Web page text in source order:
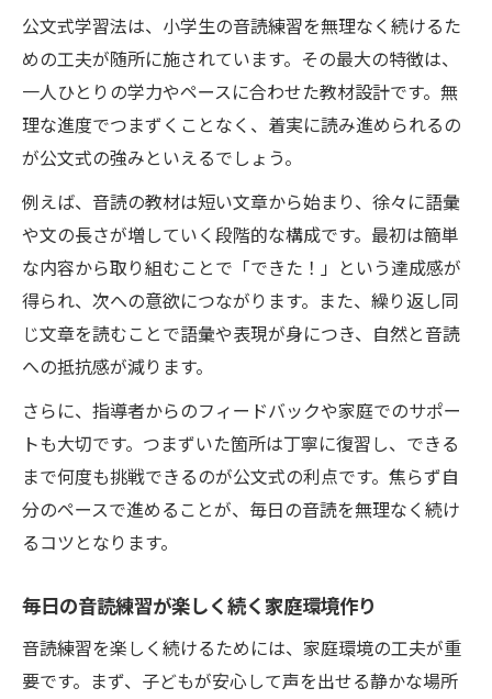
法
自宅でできる音読習慣の作り方とは
小学生が音読を始めやすい家庭の工夫
家庭学習で音読力を伸ばす公文式の実践
親子で楽しむ小学生の音読サポート
親子で小学生の音読を楽しくサポートする
音読練習を親子で続ける公文式のすすめ
家庭で音読を支える親の声かけポイント
小学生の音読を親子で楽しむ学習習慣
公文式で親子一緒に音読を続ける工夫
公文式学習法は、小学生の音読練習を無理なく続けるた
めの工夫が随所に施されています。その最大の特徴は、
一人ひとりの学力やペースに合わせた教材設計です。無
理な進度でつまずくことなく、着実に読み進められるの
が公文式の強みといえるでしょう。
例えば、音読の教材は短い文章から始まり、徐々に語彙
や文の長さが増していく段階的な構成です。最初は簡単
な内容から取り組むことで「できた！」という達成感が
得られ、次への意欲につながります。また、繰り返し同
じ文章を読むことで語彙や表現が身につき、自然と音読
への抵抗感が減ります。
さらに、指導者からのフィードバックや家庭でのサポー
トも大切です。つまずいた箇所は丁寧に復習し、できる
まで何度も挑戦できるのが公文式の利点です。焦らず自
分のペースで進めることが、毎日の音読を無理なく続け
るコツとなります。
毎日の音読練習が楽しく続く家庭環境作り
音読練習を楽しく続けるためには、家庭環境の工夫が重
要です。まず、子どもが安心して声を出せる静かな場所